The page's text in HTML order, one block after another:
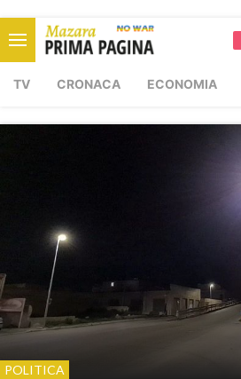
TV CRONACA ECONOMIA
POLITICA